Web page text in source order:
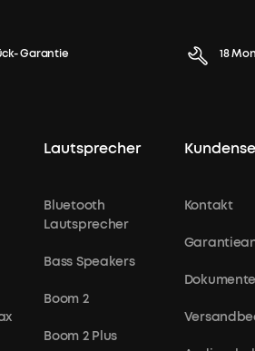
Garantie 18
Lautsprecher
Bluetooth
Lautsprecher
Bass Speakers
Boom 2
Boom 2 Plus
Kontakt